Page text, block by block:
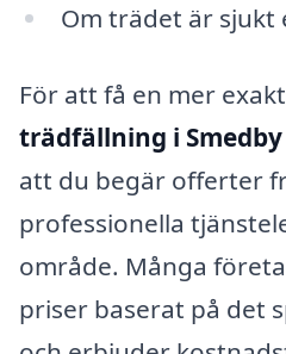
Om trädet är sjukt
För att få en mer
trädfällning i Smedby
att du begär offerter
professionella
område. Många
priser baserat på det